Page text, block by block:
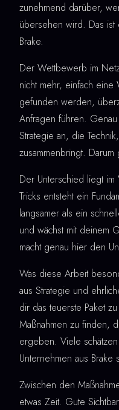
zunehmend darüber,
übersehen wird. Das
Brake.
Der Wettbewerb im
nicht mehr, einfach
gefunden werden,
Anfragen führen.
Strategie an, die
zusammenbringt.
Der Unterschied liegt
Tricks entsteht ein
langsamer als ein
und wächst mit deinem
macht genau hier den
Was diese Arbeit
aus Strategie und
dir das teuerste Paket
Maßnahmen zu finden,
ergeben. Viele
Unternehmen aus Brake
Zwischen den
etwas Zeit. Gute